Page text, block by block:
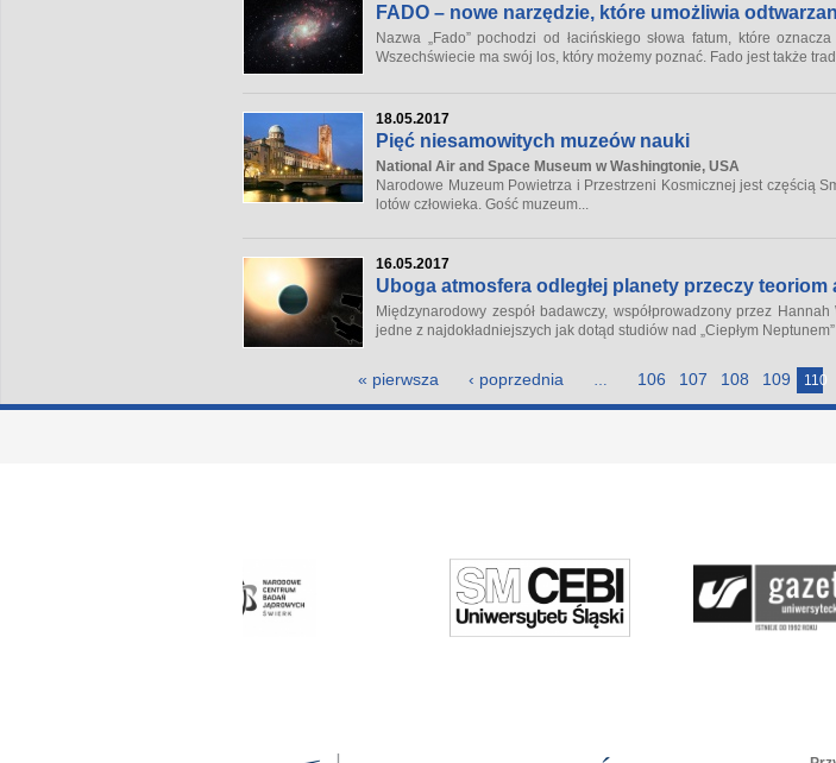
FADO – nowe narzędzie, które umożliwia
Nazwa „Fado” pochodzi od łacińskiego słowafatum , które
Wszechświecie ma swój los, który możemy poznać. Fado jest także
18.05.2017
Pięć niesamowitych muzeów nauki
National Air and Space Museum w Washingtonie, USA
Narodowe Muzeum Powietrza i Przestrzeni Kosmicznej jest częścią
lotów człowieka. Gość muzeum...
16.05.2017
Uboga atmosfera odległej planety przeczy
Międzynarodowy zespół badawczy, współprowadzony przez
jedne z najdokładniejszych jak dotąd studiów nad „Ciepłym
« pierwsza ‹ poprzednia 106 107 108 109 110